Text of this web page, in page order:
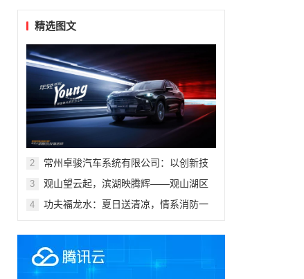
精选图文
2
常州卓骏汽车系统有限公司：以创新技
行业标杆
3
观山望云起，滨湖映腾辉——观山湖区
盛大开幕
4
功夫福龙水：夏日送清凉，情系消防一